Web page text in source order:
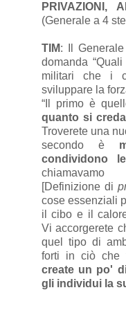
PRIVAZIONI,
(Generale a 4
TIM: Il
domanda
militari che i
sviluppare la
“Il primo è
quanto si
Troverete una
secondo è
condividono
chiamavamo
[Definizione di
cose essenziali
il cibo e il
Vi accorgerete
quel tipo di
forti in ciò che
create un po'
gli individui la